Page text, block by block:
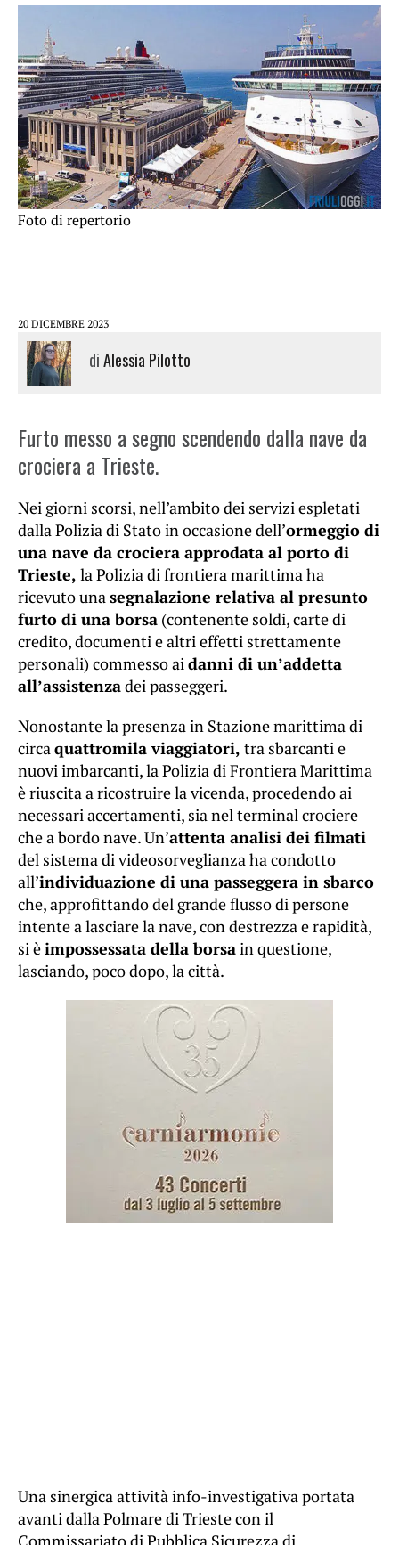
Foto di repertorio
20 DICEMBRE 2023
diAlessia Pilotto
Furto messo a segno scendendo dalla nave da
crociera a Trieste.
Nei giorni scorsi, nell’ambito dei servizi espletati
dalla Polizia di Stato in occasione dell’ormeggio di
una nave da crociera approdata al porto di
Trieste, la Polizia di frontiera marittima ha
ricevuto unasegnalazione relativa al presunto
furto di una borsa (contenente soldi, carte di
credito, documenti e altri effetti strettamente
personali) commesso aidanni di un’addetta
all’assistenzadei passeggeri.
Nonostante la presenza in Stazione marittima di
circaquattromila viaggiatori, tra sbarcanti e
nuovi imbarcanti, la Polizia di Frontiera Marittima
è riuscita a ricostruire la vicenda, procedendo ai
necessari accertamenti, sia nel terminal crociere
che a bordo nave. Un’attenta analisi dei filmati
del sistema di videosorveglianza ha condotto
all’individuazione di una passeggera in sbarco
che, approfittando del grande flusso di persone
intente a lasciare la nave, con destrezza e rapidità,
si èimpossessata della borsain questione,
lasciando, poco dopo, la città.
Una sinergica attività info-investigativa portata
avanti dalla Polmare di Trieste con il